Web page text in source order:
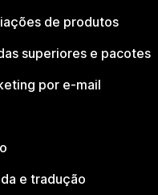
de produtos
superiores e pacotes
por e-mail
e tradução